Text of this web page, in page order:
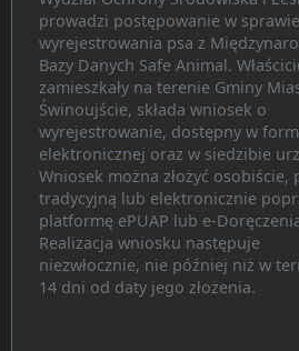
prowadzi postępowanie w sprawie
wyrejestrowania psa z
Bazy Danych Safe Animal.
zamieszkały na terenie Gminy
Świnoujście, składa wniosek o
wyrejestrowanie, dostępny w
elektronicznej oraz w siedzibie
Wniosek można złożyć osobiście,
tradycyjną lub elektronicznie
platformę ePUAP lub e-
Realizacja wniosku następuje
niezwłocznie, nie później niż w
14 dni od daty jego złożenia.